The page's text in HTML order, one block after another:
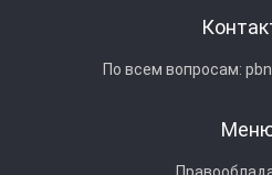
По всем вопросам: